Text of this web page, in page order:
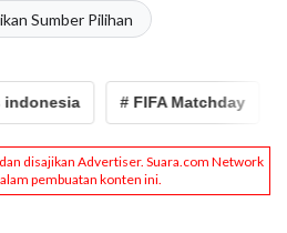
Sumber Pilihan
# FIFA Matchday